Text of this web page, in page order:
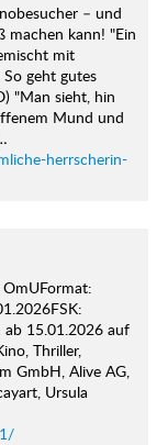
– und
machen kann! "Ein
mit
So geht gutes
"Man sieht, hin
Mund und
herrscherin-
ab 15.01.2026 auf
Thriller,
GmbH, Alive AG,
Ursula